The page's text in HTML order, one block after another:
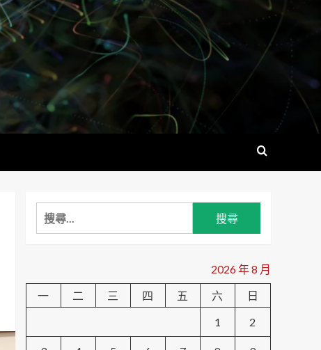
搜
尋
字:
2026 年 8 月
一
二 三 四 五 六
日
1
2